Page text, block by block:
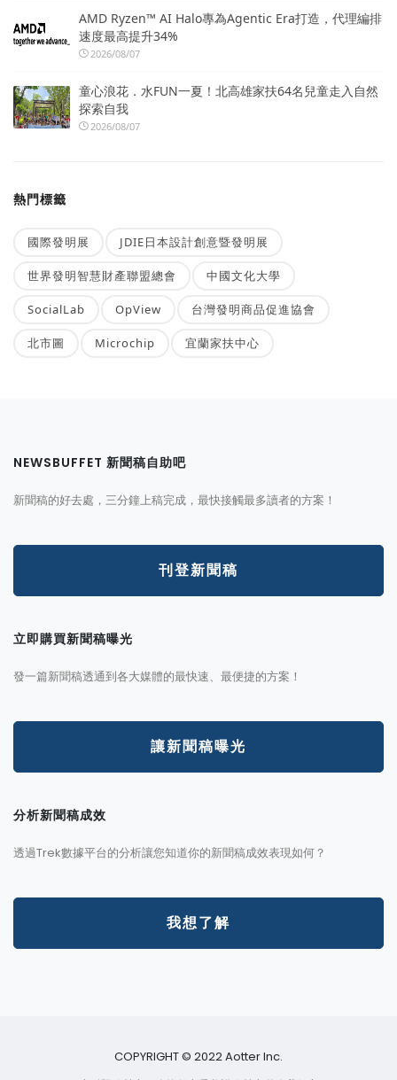
AMD Ryzen™ AI Halo專為Agentic Era打造，代理編排
速度最高提升34%
2026/08/07
童心浪花．水FUN一夏！北高雄家扶64名兒童走入自然
探索自我
2026/08/07
熱門標籤
國際發明展 JDIE日本設計創意暨發明展
世界發明智慧財產聯盟總會 中國文化大學
SocialLab OpView 台灣發明商品促進協會
北市圖 Microchip 宜蘭家扶中心
NEWSBUFFET 新聞稿自助吧
新聞稿的好去處，三分鐘上稿完成，最快接觸最多讀者的方案！
刊登新聞稿
立即購買新聞稿曝光
發一篇新聞稿透通到各大媒體的最快速、最便捷的方案！
讓新聞稿曝光
分析新聞稿成效
透過Trek數據平台的分析讓您知道你的新聞稿成效表現如何？
我想了解
COPYRIGHT © 2022 Aotter Inc.